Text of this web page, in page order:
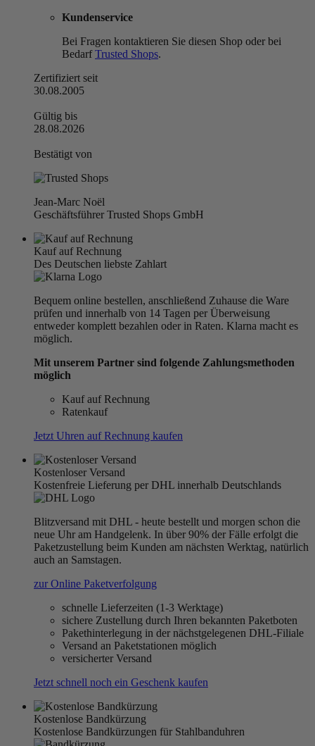
Kundenservice
Bei Fragen kontaktieren Sie diesen Shop oder bei
BedarfTrusted Shops.
Zertifiziert seit
30.08.2005
Gültig bis
28.08.2026
Bestätigt von
Jean-Marc Noël
Geschäftsführer Trusted Shops GmbH
Kauf auf Rechnung
Des Deutschen liebste Zahlart
Bequem online bestellen, anschließend Zuhause die Ware
prüfen und innerhalb von 14 Tagen per Überweisung
entweder komplett bezahlen oder in Raten. Klarna macht es
möglich.
Mit unserem Partner sind folgende Zahlungsmethoden
möglich
Kauf auf Rechnung
Ratenkauf
Jetzt Uhren auf Rechnung kaufen
Kostenloser Versand
Kostenfreie Lieferung per DHL innerhalb Deutschlands
Blitzversand mit DHL - heute bestellt und morgen schon die
neue Uhr am Handgelenk. In über 90% der Fälle erfolgt die
Paketzustellung beim Kunden am nächsten Werktag, natürlich
auch an Samstagen.
zur Online Paketverfolgung
schnelle Lieferzeiten (1-3 Werktage)
sichere Zustellung durch Ihren bekannten Paketboten
Pakethinterlegung in der nächstgelegenen DHL-Filiale
Versand an Paketstationen möglich
versicherter Versand
Jetzt schnell noch ein Geschenk kaufen
Kostenlose Bandkürzung
Kostenlose Bandkürzungen für Stahlbanduhren